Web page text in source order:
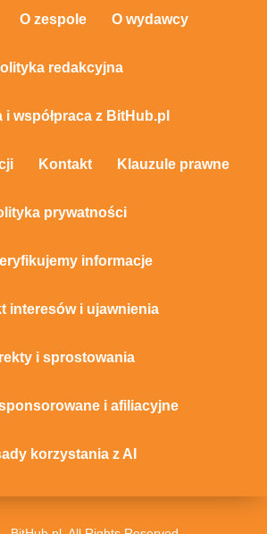
O zespole O wydawcy
redakcyjna
i współpraca z BitHub.pl
Kontakt Klauzule prawne
prywatności
informacje
interesów i ujawnienia
i sprostowania
sponsorowane i afiliacyjne
korzystania z AI